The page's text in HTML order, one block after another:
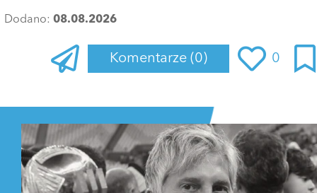
Dodano: 08.08.2026
Komentarze (0) 0